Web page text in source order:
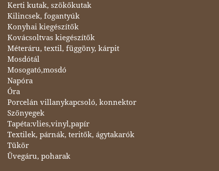
Kerti kutak, szökőkutak
Kilincsek, fogantyúk
Konyhai kiegészítők
Kovácsoltvas kiegészítők
Méteráru, textil, függöny, kárpit
Mosdótál
Mosogató,mosdó
Napóra
Óra
Porcelán villanykapcsoló, konnektor
Szőnyegek
Tapéta:vlies,vinyl,papír
Textilek, párnák, teritők, ágytakarók
Tükör
Üvegáru, poharak